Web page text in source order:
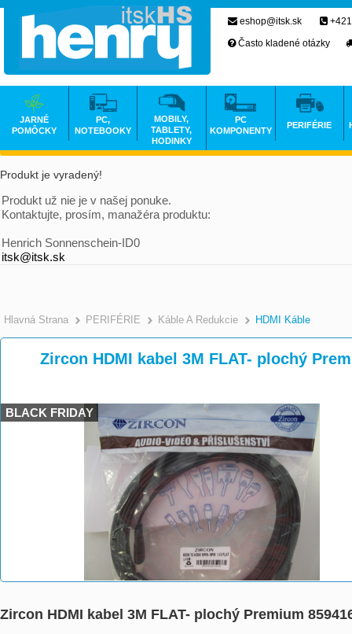
Produkt je vyradený!
Produkt už nie je v našej ponuke.
Kontaktujte, prosím, manažéra produktu:
Henrich Sonnenschein-ID0
itsk@itsk.sk
Hlavná Strana >
PERIFÉRIE >
Káble A Redukcie >
HDMI Káble
Zircon HDMI kabel 3M FLAT- plochý
BLACK FRIDAY
Zircon HDMI kabel 3M FLAT- plochý Premium
eshop@itsk.sk
Často kladené otázky
JARNÉ
POMÔCKY
PC,
NOTEBOOKY
MOBILY,
TABLETY,
HODINKY
PC
KOMPONENTY
PERIFÉRIE